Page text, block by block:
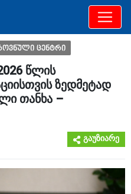
ცენტრი
წლის
ზედმეტად
თანხა –
გაუზიარე